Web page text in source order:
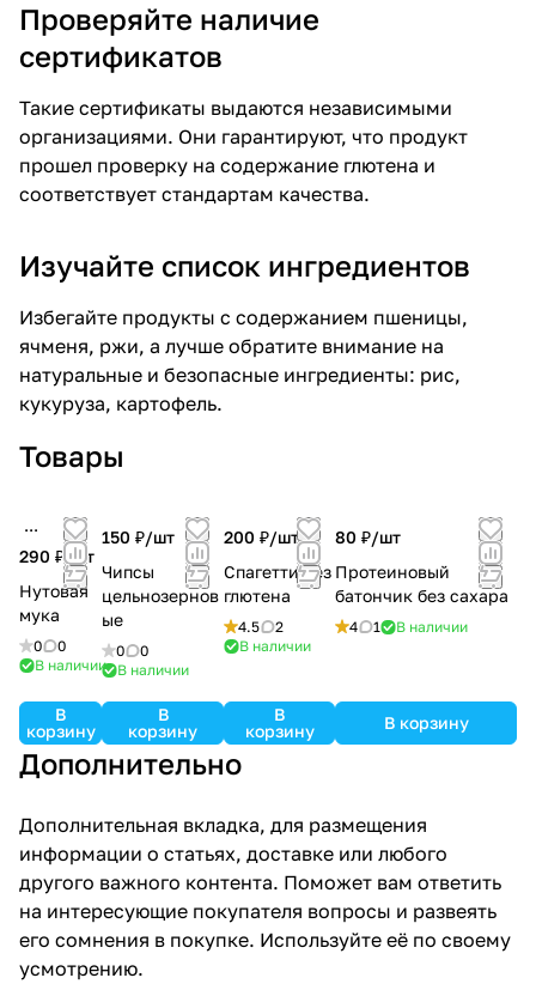
Проверяйте наличие
сертификатов
Такие сертификаты выдаются независимыми
организациями. Они гарантируют, что продукт
прошел проверку на содержание глютена и
соответствует стандартам качества.
Изучайте список ингредиентов
Избегайте продукты с содержанием пшеницы,
ячменя, ржи, а лучше обратите внимание на
натуральные и безопасные ингредиенты: рис,
кукуруза, картофель.
Товары
290 ₽/шт
Нутовая
мука
0
0
В наличии
В
корзину
150 ₽/шт
Чипсы
цельнозернов
ые
0
0
В наличии
В
корзину
200 ₽/шт
Спагетти без
глютена
4.5
2
В наличии
В
корзину
80 ₽/шт
Протеиновый
батончик без сахара
4 1 В наличии
В корзину
Дополнительно
Дополнительная вкладка, для размещения
информации о статьях, доставке или любого
другого важного контента. Поможет вам ответить
на интересующие покупателя вопросы и развеять
его сомнения в покупке. Используйте её по своему
усмотрению.